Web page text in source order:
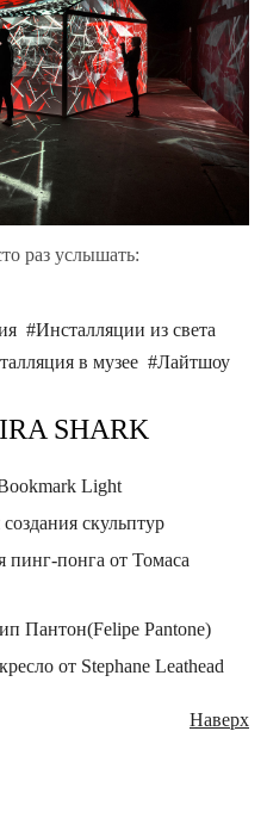
раз услышать:
Инсталляции из света
в музее Лайтшоу
SHARK
Light
скульптур
пинг-понга от Томаса
Пантон(Felipe Pantone)
от Stephane Leathead
Наверх